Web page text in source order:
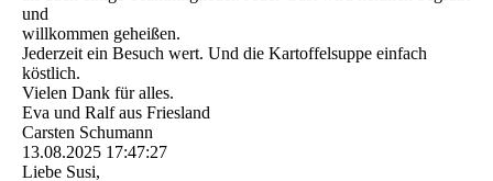
und
willkommen geheißen.
Jederzeit ein Besuch wert. Und die Kartoffelsuppe einfach
köstlich.
Vielen Dank für alles.
Eva und Ralf aus Friesland
Carsten Schumann
13.08.2025 17:47:27
Liebe Susi,